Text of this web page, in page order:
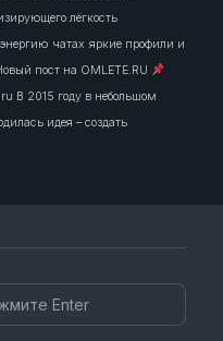
лёгкость
чатах яркие профили и
пост на OMLETE.RU
В 2015 году в небольшом
идея – создать